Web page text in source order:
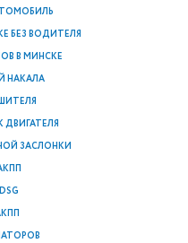
БЕЗ ВОДИТЕЛЯ
В МИНСКЕ
НАКАЛА
ЗАСЛОНКИ